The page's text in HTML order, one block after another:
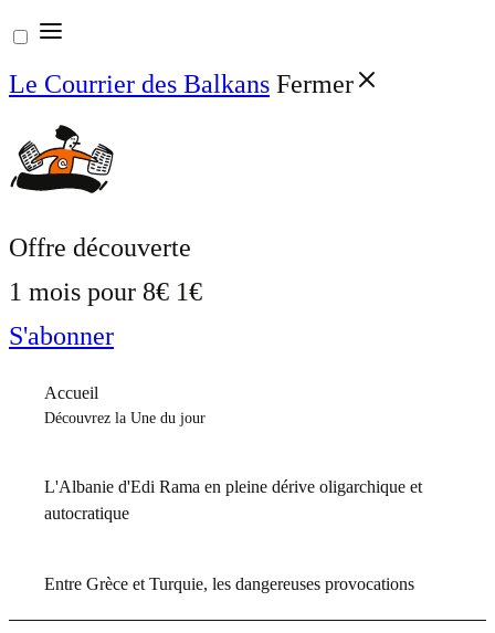
Aller
au
contenu
Le Courrier des Balkans Fermer
Offre découverte
1 mois pour 8€ 1€
S'abonner
Accueil
Découvrez la Une du jour
L'Albanie d'Edi Rama en pleine dérive oligarchique et
autocratique
Entre Grèce et Turquie, les dangereuses provocations